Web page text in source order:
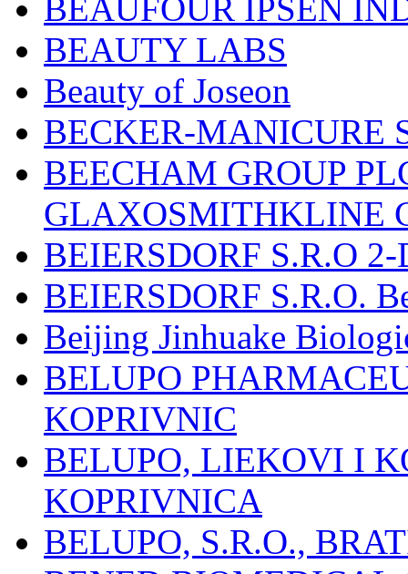
BEAUFOUR IPSEN
BEAUTY LABS
Beauty of Joseon
BECKER-MANICURE
BEECHAM GROUP
GLAXOSMITHKLINE
BEIERSDORF S.R.O
BEIERSDORF S.R.O.
Beijing Jinhuake
BELUPO
KOPRIVNIC
BELUPO, LIEKOVI I
KOPRIVNICA
BELUPO, S.R.O.,